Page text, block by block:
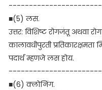
■(5) लस.
उत्तर: विशिष्ट रोगजंतू अथवा
कालावधीपुरती
पदार्थ म्हणजे लस होय.
■(6) क्लोनिंग.